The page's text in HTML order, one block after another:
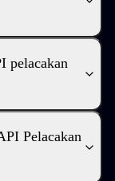
pelacakan
Pelacakan